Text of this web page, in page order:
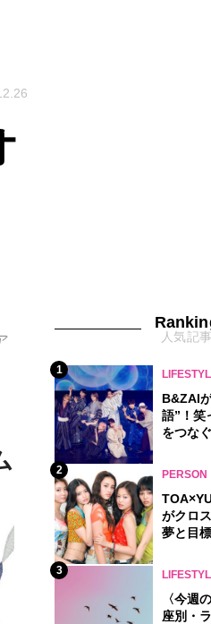
人気記事
1
B&ZAI
語”！笑
をつな
2 PERSON
がクロ
夢と目標
3
〈今週
座別・